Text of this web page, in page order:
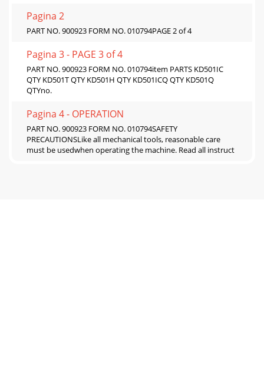
Pagina 2
PART NO. 900923 FORM NO. 010794PAGE 2 of 4
Pagina 3 - PAGE 3 of 4
PART NO. 900923 FORM NO. 010794item PARTS KD501IC
QTY KD501T QTY KD501H QTY KD501ICQ QTY KD501Q
QTYno.
Pagina 4 - OPERATION
PART NO. 900923 FORM NO. 010794SAFETY
PRECAUTIONSLike all mechanical tools, reasonable care
must be usedwhen operating the machine. Read all instruct